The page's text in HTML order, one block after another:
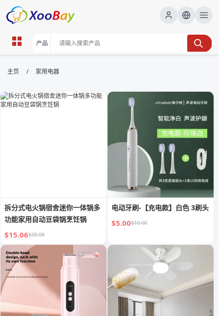
家用电器 | XOOBAY B2B/B2C
家用电器,购物指南,精选,家电评测,热卖信息, wholesale
提供实用的家用电器选购要点、评测与热卖推荐，帮助用户快速决策并提
主页 / 家用电器
拆分式电火锅宿舍迷你一体锅多
功能家用自动豆袋锅烹饪锅
$15.06$20.08
电动牙刷-【充电款】白色 3刷头
$5.00$10.00